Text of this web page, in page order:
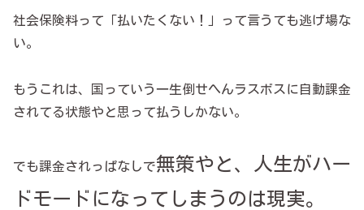
社会保険料って「払いたくない！」って言うても逃げ場な
い。
もうこれは、国っていう一生倒せへんラスボスに自動課金
されてる状態やと思って払うしかない。
でも課金されっぱなしで無策やと、人生がハー
ドモードになってしまうのは現実。